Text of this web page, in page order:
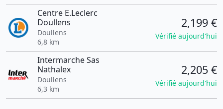
Centre E.Leclerc
Doullens
Doullens
6,8 km
2,199 €
Vérifié aujourd'hui
Intermarche Sas
Nathalex
Doullens
6,3 km
2,205 €
Vérifié aujourd'hui